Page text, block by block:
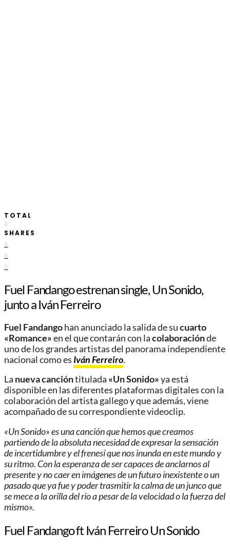
TOTAL
0
SHARES
0
0
0
Fuel Fandango estrenan single, Un Sonido,
junto a Iván Ferreiro
Fuel Fandangohan anunciado la salida de sucuarto
«Romance»en el que contarán con lacolaboraciónde
uno de los grandes artistas del panorama independiente
nacional como es Iván Ferreiro.
La nueva cancióntitulada «Un Sonido»ya está
disponible en las diferentes plataformas digitales con la
colaboración del artista gallego y que además, viene
acompañado de su correspondiente videoclip.
«Un Sonido» es una canción que hemos que creamos
partiendo de la absoluta necesidad de expresar la sensación
de incertidumbre y el frenesí que nos inunda en este mundo y
su ritmo. Con la esperanza de ser capaces de anclarnos al
presente y no caer en imágenes de un futuro inexistente o un
pasado que ya fue y poder trasmitir la calma de un junco que
se mece a la orilla del río a pesar de la velocidad o la fuerza del
mismo».
Fuel Fandango ft Iván Ferreiro Un Sonido